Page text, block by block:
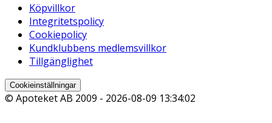
Köpvillkor
Integritetspolicy
Cookiepolicy
Kundklubbens medlemsvillkor
Tillgänglighet
Cookieinställningar
© Apoteket AB 2009 - 2026-08-09 13:34:02